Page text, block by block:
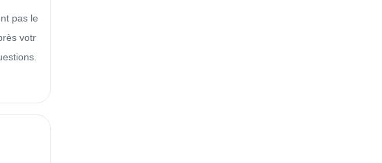
pas le
votr